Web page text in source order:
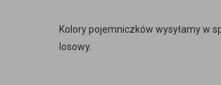
Kolory pojemniczków wysyłamy w
losowy.